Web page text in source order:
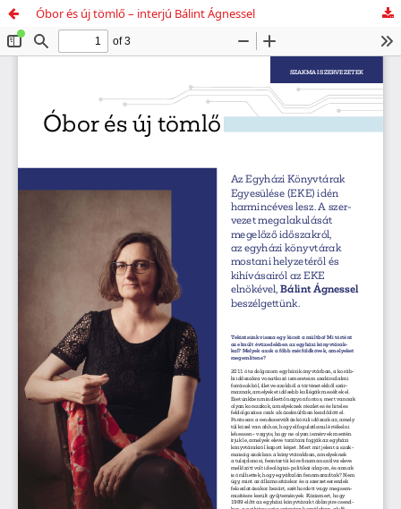
Óbor és új tömlő – interjú Bálint Ágnessel